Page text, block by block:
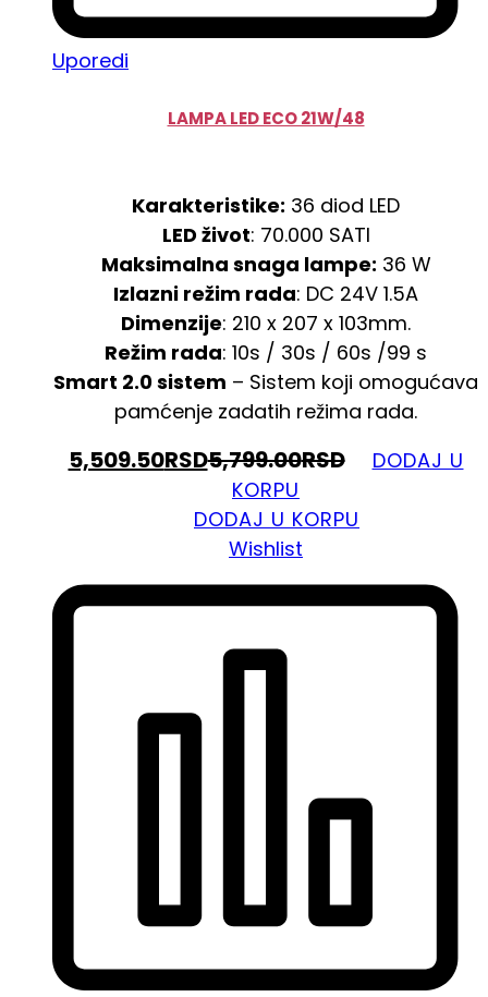
Uporedi
LAMPA LED ECO 21W/48
Karakteristike: 36 diod LED
LED život: 70.000 SATI
Maksimalna snaga lampe: 36 W
Izlazni režim rada: DC 24V 1.5A
Dimenzije: 210 x 207 x 103mm.
Režim rada: 10s / 30s / 60s /99 s
Smart 2.0 sistem – Sistem koji omogućava
pamćenje zadatih režima rada.
5,509.50RSD5,799.00RSD
DODAJ U
KORPU
DODAJ U KORPU
Wishlist